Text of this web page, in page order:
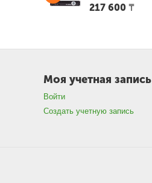
217 600 ₸
Моя учетная запись
Войти
Создать учетную запись